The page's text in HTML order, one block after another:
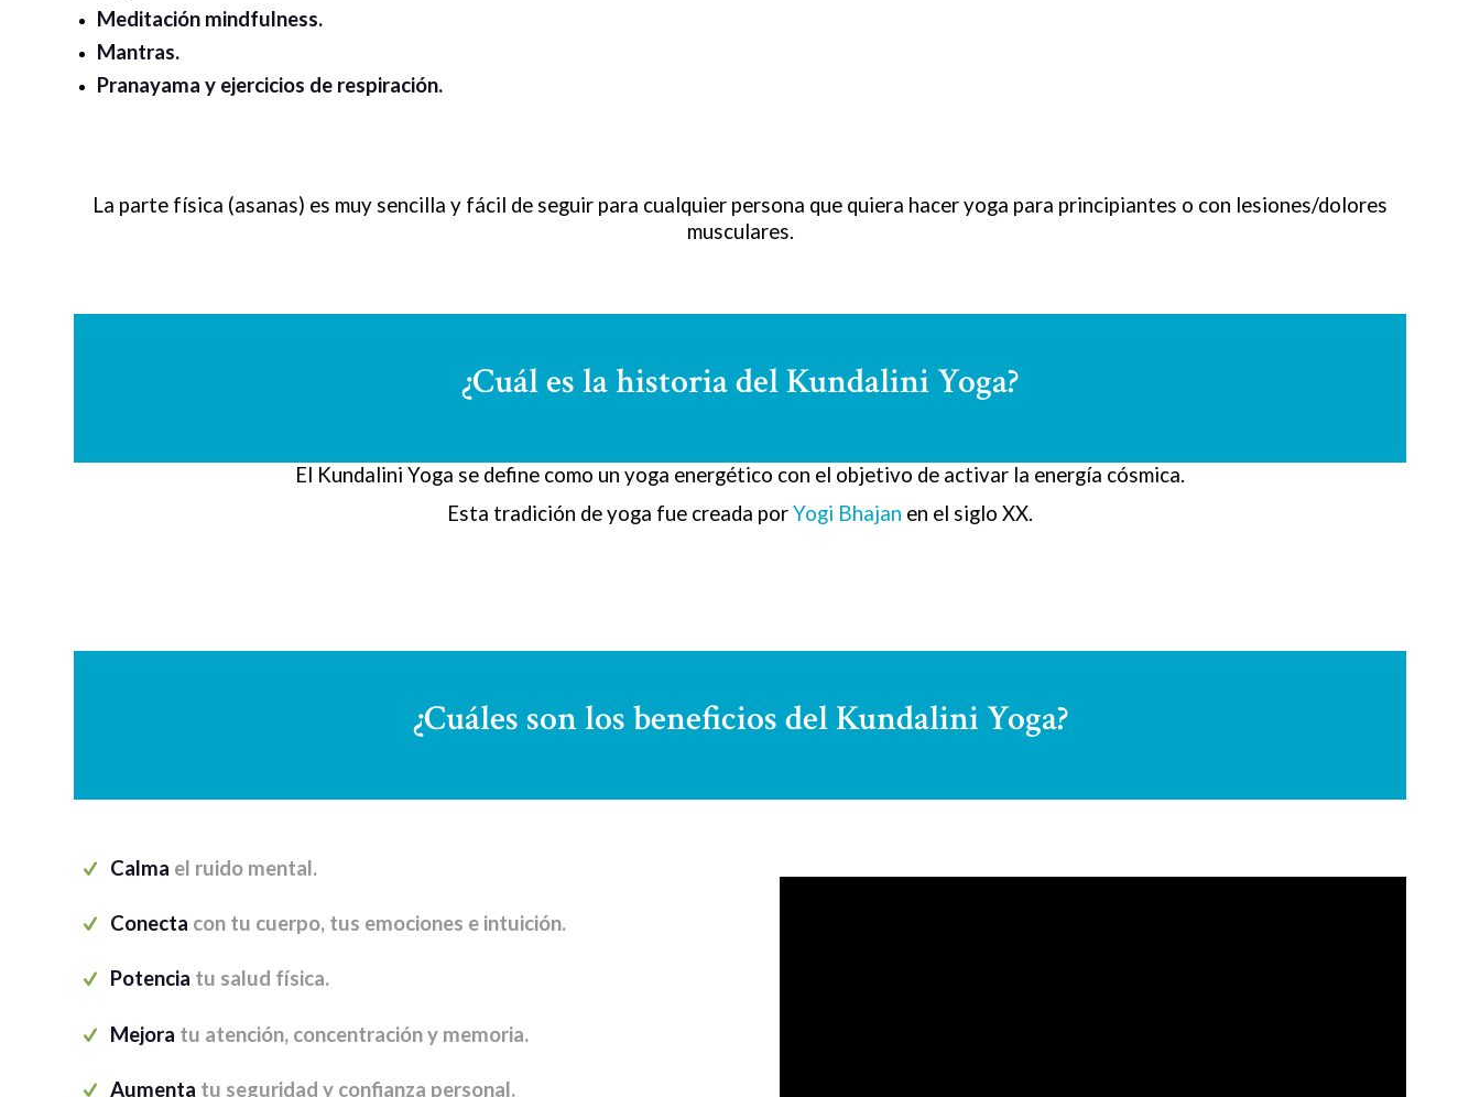
Meditación mindfulness.
Mantras.
Pranayama y ejercicios de respiración.
La parte física (asanas) es muy sencilla y fácil de seguir para cualquier persona que quiera hacer yoga para principiantes o con lesiones/dolores
musculares.
¿Cuál es la historia del Kundalini Yoga?
El Kundalini Yoga se define como un yoga energético con el objetivo de activar la energía cósmica.
Esta tradición de yoga fue creada porYogi Bhajan en el siglo XX.
¿Cuáles son los beneficios del Kundalini Yoga?
Calma el ruido mental.
Conecta con tu cuerpo, tus emociones e intuición.
Potencia tu salud física.
Mejora tu atención, concentración y memoria.
Aumenta tu seguridad y confianza personal.